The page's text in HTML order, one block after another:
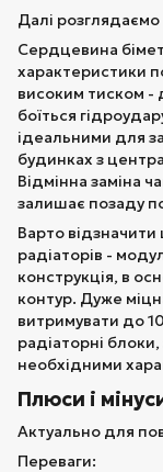
Далі розглядаємо
Сердцевина
характеристики
високим тиском -
боїться
ідеальними для
будинках з
Відмінна заміна
залишає позаду
Варто
радіаторів -
конструкція, в
контур. Дуже
витримувати до
радіаторні
необхідними
Плюси і
Актуально для
Переваги: